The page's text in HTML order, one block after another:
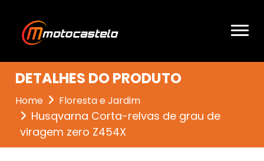
DETALHES DO PRODUTO
Home Floresta e Jardim
Husqvarna Corta-relvas de grau de
viragem zero Z454X